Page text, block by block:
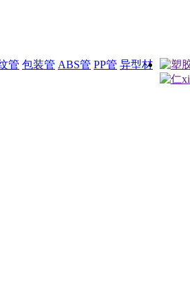
管 包装管 ABS管 PP管 异型材